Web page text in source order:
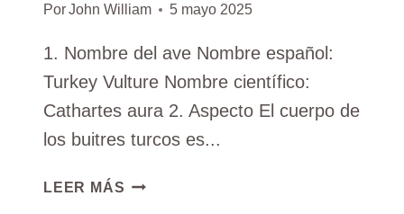
PorJohn William 5 mayo 2025
1. Nombre del ave Nombre español:
Turkey Vulture Nombre científico:
Cathartes aura 2. Aspecto El cuerpo de
los buitres turcos es...
LEER MÁS BUITRES